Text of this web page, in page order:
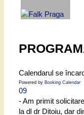
Calendarul se
Powered by Booking Calendar
09
- Am primit
la dl dr Ditoiu, dar